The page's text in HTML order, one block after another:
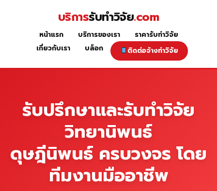
หน้าแรก
บริการรับทำวิจัย.com
หน้าแรก บริการของเรา
ราคารับทำวิจัย
เกี่ยวกับเรา
บล็อก ติดต่อจ้างทำวิจัย
รับปรึกษาและรับทำวิจัย
วิทยานิพนธ์
ดุษฎีนิพนธ์ ครบวงจร โดย
ทีมงานมืออาชีพ